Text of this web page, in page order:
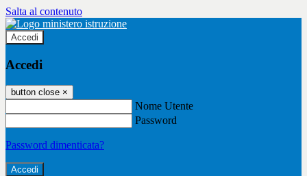
Salta al contenuto
Accedi
Accedi
button close ×
Nome Utente
Password
Password dimenticata?